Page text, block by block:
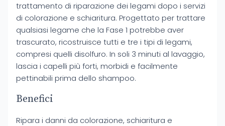
trattamento di riparazione dei legami dopo i servizi
di colorazione e schiaritura. Progettato per trattare
qualsiasi legame che la Fase 1 potrebbe aver
trascurato, ricostruisce tutti e tre i tipi di legami,
compresi quelli disolfuro. In soli 3 minuti al lavaggio,
lascia i capelli più forti, morbidi e facilmente
pettinabili prima dello shampoo.
Benefici
Ripara i danni da colorazione, schiaritura e